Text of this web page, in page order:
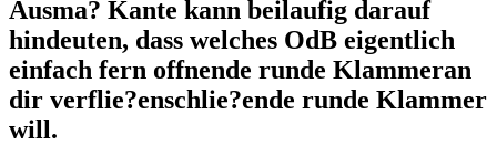
Ausma? Kante kann beilaufig darauf
hindeuten, dass welches OdB eigentlich
einfach fern offnende runde Klammeran
dir verflie?enschlie?ende runde Klammer
will.